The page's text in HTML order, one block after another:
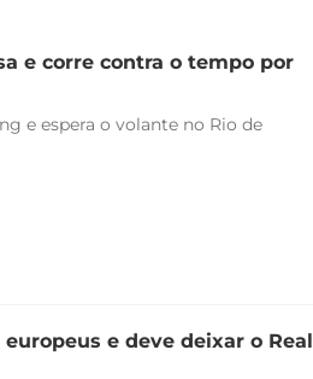
e corre contra o tempo por
e espera o volante no Rio de
e deve deixar o Real